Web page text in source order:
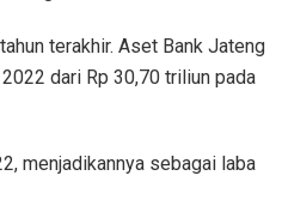
terakhir. Aset Bank Jateng
dari Rp 30,70 triliun pada
menjadikannya sebagai laba